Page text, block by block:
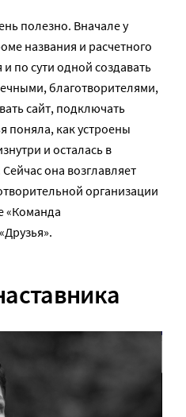
полезно. Вначале у
названия и расчетного
по сути одной создавать
благотворителями,
сайт, подключать
поняла, как устроены
и осталась в
она возглавляет
организации
«Команда